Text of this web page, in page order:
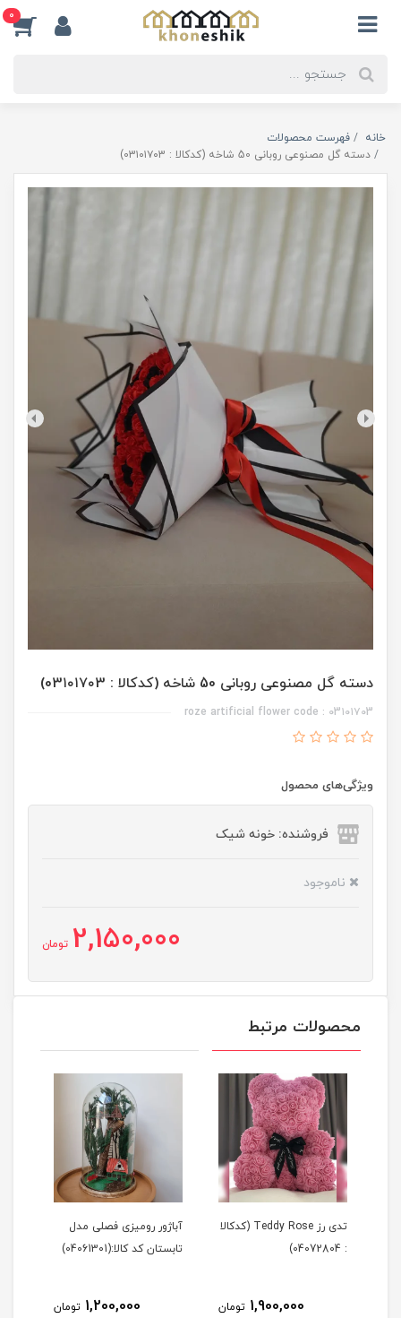
0
خانه
فهرست محصولات
دسته گل مصنوعی روبانی 50 شاخه (کدکالا : 03۱۰۱۷۰3)
دسته گل مصنوعی روبانی 50 شاخه (کدکالا : 03۱۰۱۷۰3)
roze artificial flower code : 03۱۰۱۷۰3
ویژگی‌های محصول
فروشنده: خونه شیک
ناموجود
2,150,000 تومان
محصولات مرتبط
تدی رز Teddy Rose (کدکالا
: 04072804)
1,900,000 تومان
آباژور رومیزی فصلی مدل
تابستان کد کالا:(04061301)
1,200,000 تومان